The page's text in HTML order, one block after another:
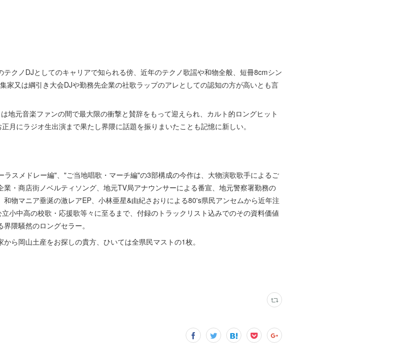
クノDJとしてのキャリアで知られる傍、近年のテクノ歌謡や和物全般、短冊8cmシン
家又は綱引き大会DJや勤務先企業の社歌ラップのアレとしての認知の方が高いとも言
地元音楽ファンの間で最大限の衝撃と賛辞をもって迎えられ、カルト的ロングヒット
月にラジオ生出演まで果たし界隈に話題を振りまいたことも記憶に新しい。
スメドレー編"、"ご当地唱歌・マーチ編"の3部構成の今作は、大物演歌歌手によるご
・商店街ノベルティソング、地元TV局アナウンサーによる番宣、地元警察署勤務の
物マニア垂涎の激レアEP、小林亜星&由紀さおりによる80's県民アンセムから近年注
小中高の校歌・応援歌等々に至るまで、付録のトラックリスト込みでのその資料価値
隈騒然のロングセラー。
ら岡山土産をお探しの貴方、ひいては全県民マストの1枚。